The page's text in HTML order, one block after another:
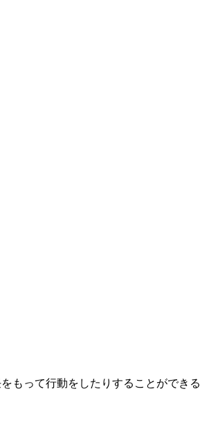
もって行動をしたりすることができる